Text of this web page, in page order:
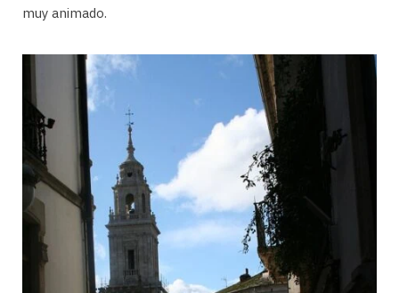
muy animado.